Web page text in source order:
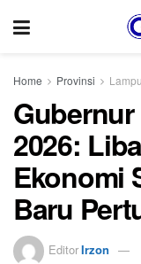
Home Provinsi
2026:
Ekonomi
Baru
EditorIrzon